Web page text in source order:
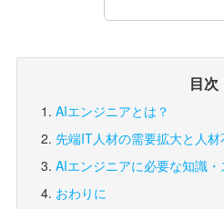
目次
AIエンジニアとは？
先端IT人材の需要拡大と人材
AIエンジニアに必要な知識・
おわりに